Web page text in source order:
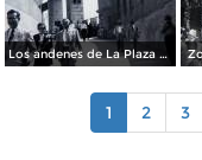
Los andenes de La Plaza de toros Ciudad de México 1950
1 2 3